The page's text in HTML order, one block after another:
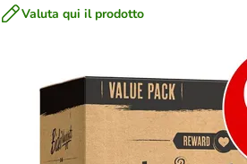
Valuta qui il prodotto